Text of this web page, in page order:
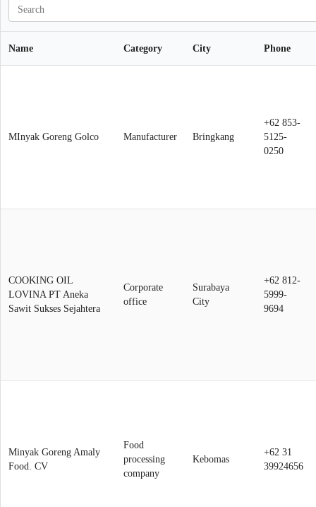
Name Category City Phone
MInyak Goreng Golco Manufacturer Bringkang
+62 853-
5125-
0250
COOKING OIL
LOVINA PT Aneka
Sawit Sukses Sejahtera
Corporate
office
Surabaya
City
+62 812-
5999-
9694
Minyak Goreng Amaly
Food. CV
Food
processing
company
Kebomas
+62 31
39924656